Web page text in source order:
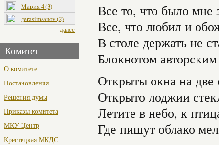
Мария 4 (3)
gerasimsanov (2)
далее
Комитет
О комитете
Постановления
Решения думы
Приказы комитета
МКУ Центр
Крестецкая МКДС
Все то, что было мне
Все, что любил и
В столе держать не
Блокнотом
Открыты окна на две
Открыто лоджии
Летите в небо, к
Где пишут облако